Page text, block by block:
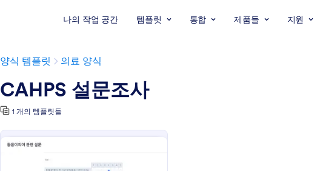
나의 작업 공간 템플릿 통합 제품들 지원
양식 템플릿 의료 양식
CAHPS 설문조사
1 개의 템플릿들